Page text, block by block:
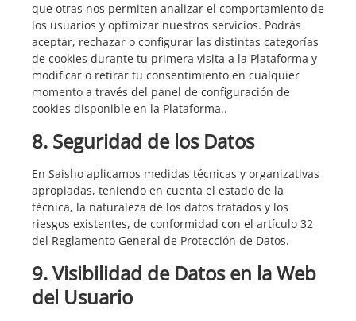
que otras nos permiten analizar el comportamiento de
los usuarios y optimizar nuestros servicios. Podrás
aceptar, rechazar o configurar las distintas categorías
de cookies durante tu primera visita a la Plataforma y
modificar o retirar tu consentimiento en cualquier
momento a través del panel de configuración de
cookies disponible en la Plataforma..
8. Seguridad de los Datos
En Saisho aplicamos medidas técnicas y organizativas
apropiadas, teniendo en cuenta el estado de la
técnica, la naturaleza de los datos tratados y los
riesgos existentes, de conformidad con el artículo 32
del Reglamento General de Protección de Datos.
9. Visibilidad de Datos en la Web
del Usuario